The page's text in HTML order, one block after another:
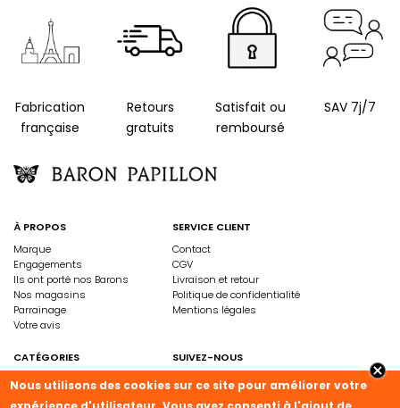
Fabrication
française
Retours
gratuits
Satisfait ou
remboursé
SAV 7j/7
À PROPOS
Marque
Engagements
Ils ont porté nos Barons
Nos magasins
Parrainage
Votre avis
SERVICE CLIENT
Contact
CGV
Livraison et retour
Politique de confidentialité
Mentions légales
CATÉGORIES
Femme
SUIVEZ-NOUS
Instagram
Nous utilisons des cookies sur ce site pour améliorer votre